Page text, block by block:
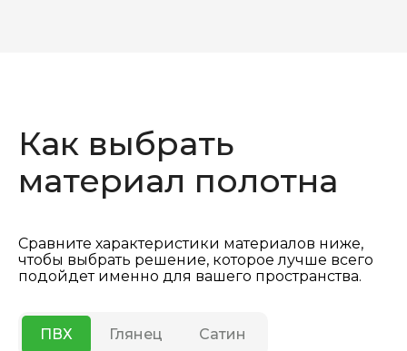
Как выбрать
материал полотна
Сравните характеристики материалов ниже,
чтобы выбрать решение, которое лучше всего
подойдет именно для вашего пространства.
ПВХ Глянец Сатин